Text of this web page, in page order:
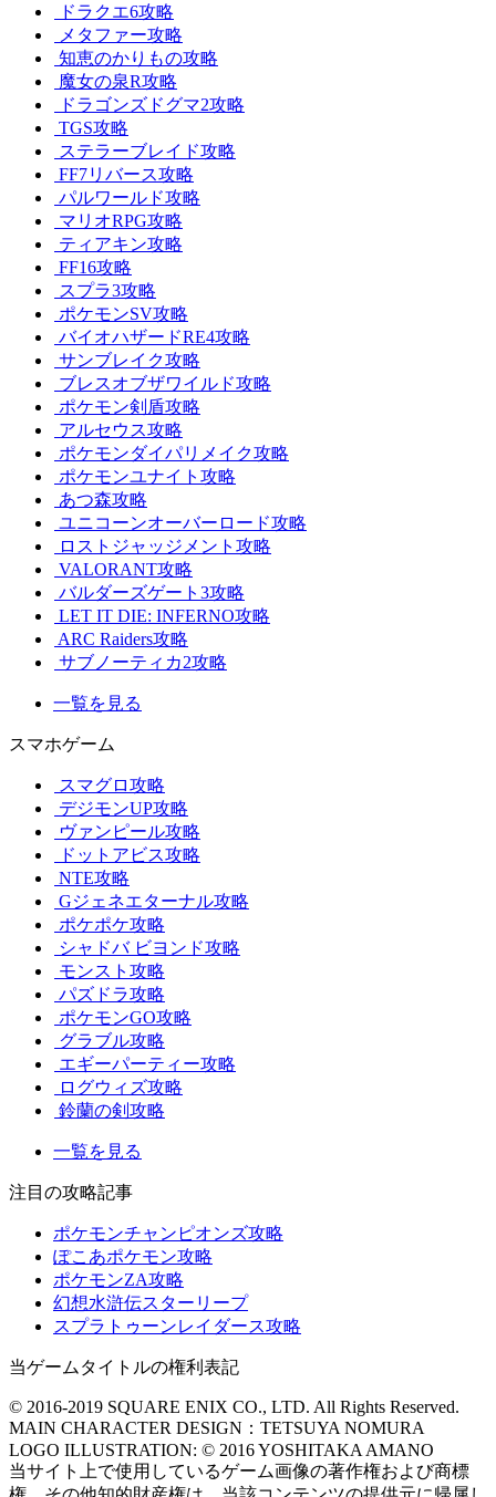
ドラクエ6攻略
メタファー攻略
知恵のかりもの攻略
魔女の泉R攻略
ドラゴンズドグマ2攻略
TGS攻略
ステラーブレイド攻略
FF7リバース攻略
パルワールド攻略
マリオRPG攻略
ティアキン攻略
FF16攻略
スプラ3攻略
ポケモンSV攻略
バイオハザードRE4攻略
サンブレイク攻略
ブレスオブザワイルド攻略
ポケモン剣盾攻略
アルセウス攻略
ポケモンダイパリメイク攻略
ポケモンユナイト攻略
あつ森攻略
ユニコーンオーバーロード攻略
ロストジャッジメント攻略
VALORANT攻略
バルダーズゲート3攻略
LET IT DIE: INFERNO攻略
ARC Raiders攻略
サブノーティカ2攻略
一覧を見る
スマホゲーム
スマグロ攻略
デジモンUP攻略
ヴァンピール攻略
ドットアビス攻略
NTE攻略
Gジェネエターナル攻略
ポケポケ攻略
シャドバ ビヨンド攻略
モンスト攻略
パズドラ攻略
ポケモンGO攻略
グラブル攻略
エギーパーティー攻略
ログウィズ攻略
鈴蘭の剣攻略
一覧を見る
注目の攻略記事
ポケモンチャンピオンズ攻略
ぽこあポケモン攻略
ポケモンZA攻略
幻想水滸伝スターリープ
スプラトゥーンレイダース攻略
当ゲームタイトルの権利表記
© 2016-2019 SQUARE ENIX CO., LTD. All Rights Reserved.
MAIN CHARACTER DESIGN：TETSUYA NOMURA
LOGO ILLUSTRATION: © 2016 YOSHITAKA AMANO
当サイト上で使用しているゲーム画像の著作権および商標